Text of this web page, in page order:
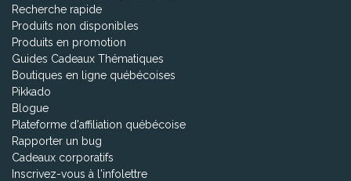
Recherche rapide
Produits non disponibles
Produits en promotion
Guides Cadeaux Thématiques
Boutiques en ligne québécoises
Pikkado
Blogue
Plateforme d'affiliation québécoise
Rapporter un bug
Cadeaux corporatifs
Inscrivez-vous à l'infolettre